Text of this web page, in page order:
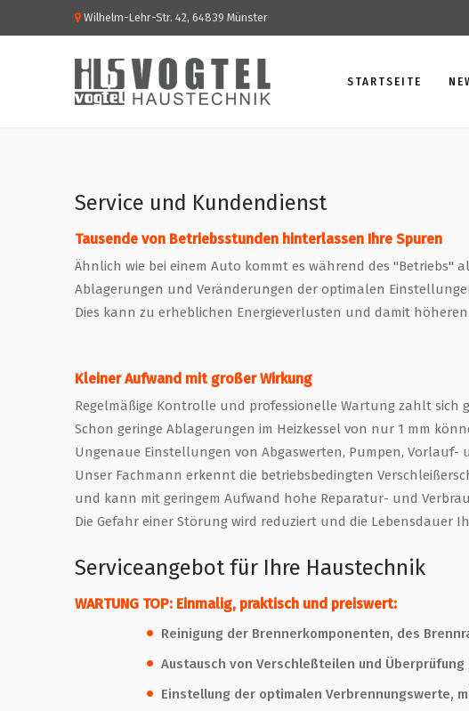
Wilhelm-Lehr-Str. 42, 64839 Münster
STARTSEITE
Service und Kundendienst
Tausende von Betriebsstunden hinterlassen Ihre Spuren
Ähnlich wie bei einem Auto kommt es während des
Ablagerungen und Veränderungen der optimalen
Dies kann zu erheblichen Energieverlusten und damit
Kleiner Aufwand mit großer Wirkung
Regelmäßige Kontrolle und professionelle Wartung zahlt sich
Schon geringe Ablagerungen im Heizkessel von nur 1 mm
Ungenaue Einstellungen von Abgaswerten, Pumpen,
Unser Fachmann erkennt die betriebsbedingten
und kann mit geringem Aufwand hohe Reparatur- und
Die Gefahr einer Störung wird reduziert und die Lebensdauer
Serviceangebot für Ihre Haustechnik
WARTUNG TOP: Einmalig, praktisch und preiswert:
Reinigung der Brennerkomponenten, des
Austausch von Verschleßteilen und
Einstellung der optimalen Verbrennungswerte,